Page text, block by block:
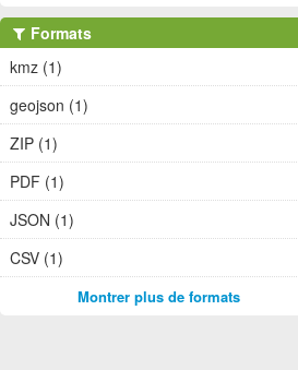
Formats
kmz (1)
geojson (1)
ZIP (1)
PDF (1)
JSON (1)
CSV (1)
Montrer plus de formats